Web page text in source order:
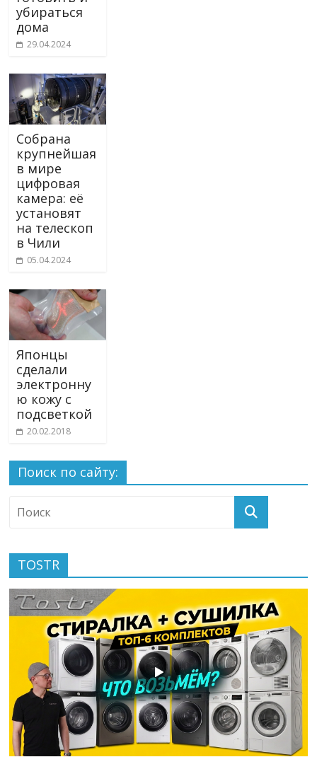
убираться
дома
29.04.2024
Собрана
крупнейшая
в мире
цифровая
камера: её
установят
на телескоп
в Чили
05.04.2024
Японцы
сделали
электронну
ю кожу с
подсветкой
20.02.2018
Поиск по сайту:
TOSTR